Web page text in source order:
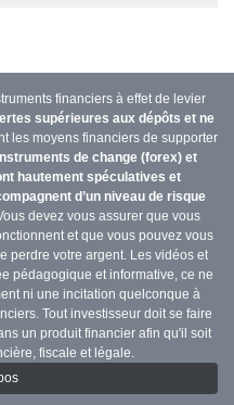
financiers à effet de levier
supérieures aux dépôts et ne
les moyens financiers de supporter
de change (forex) et
hautement spéculatives et
d’un niveau de risque
devez vous assurer que vous
et que vous pouvez vous
perdre votre argent. Les vidéos et
pédagogique et informative, ce ne
ni une incitation quelconque à
Tout investisseur doit se faire
un produit financier afin qu'il soit
fiscale et légale.